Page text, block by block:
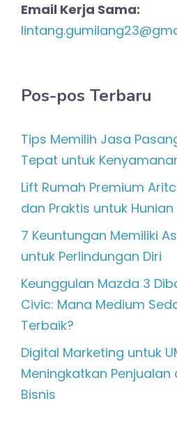
Email Kerja Sama:
Pos-pos Terbaru
Tips Memilih Jasa
Tepat untuk
Lift Rumah Premium
dan Praktis untuk Hunian
7 Keuntungan Memiliki
untuk Perlindungan Diri
Keunggulan Mazda 3
Civic: Mana Medium
Terbaik?
Digital Marketing untuk
Meningkatkan Penjualan
Bisnis